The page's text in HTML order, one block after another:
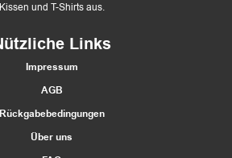
Kissen und T-Shirts aus.
Links
Impressum
AGB
Rückgabebedingungen
Über uns